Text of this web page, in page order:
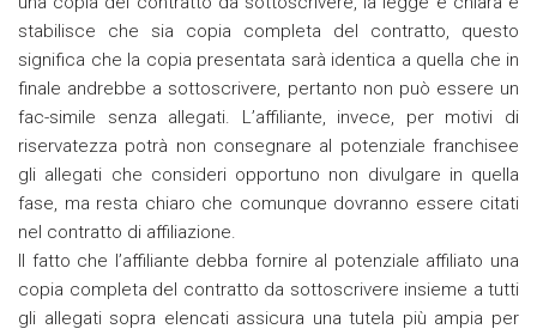
stabilisce che sia copia completa del contratto, questo
significa che la copia presentata sarà identica a quella che in
finale andrebbe a sottoscrivere, pertanto non può essere un
fac-simile senza allegati. L’affiliante, invece, per motivi di
riservatezza potrà non consegnare al potenziale franchisee
gli allegati che consideri opportuno non divulgare in quella
fase, ma resta chiaro che comunque dovranno essere citati
nel contratto di affiliazione.
Il fatto che l’affiliante debba fornire al potenziale affiliato una
copia completa del contratto da sottoscrivere insieme a tutti
gli allegati sopra elencati assicura una tutela più ampia per